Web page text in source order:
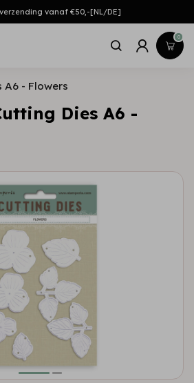
vanaf €50,-[NL/DE]
0
A6 - Flowers
Dies A6 -